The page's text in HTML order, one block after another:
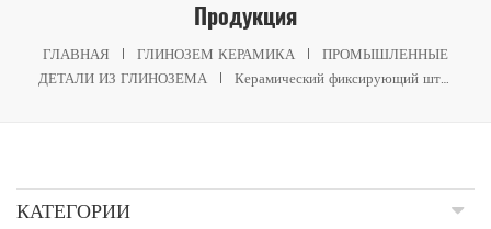
Продукция
ГЛАВНАЯ ГЛИНОЗЕМ КЕРАМИКА
ПРОМЫШЛЕННЫЕ
ДЕТАЛИ ИЗ ГЛИНОЗЕМА
Керамический фиксирующий штифт из глинозема Фиксирующий штифт из оксида алюминия Al2O3 Установочный штифт из оксида алюминия
КАТЕГОРИИ